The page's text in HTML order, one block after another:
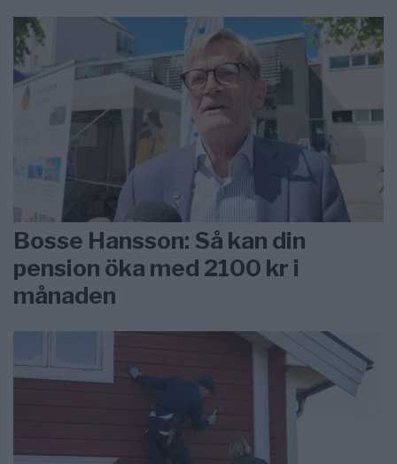
Bosse Hansson: Så kan din
pension öka med 2100 kr i
månaden